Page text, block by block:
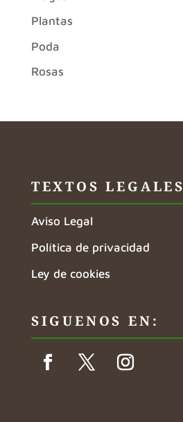
Plantas
Poda
Rosas
TEXTOS LEGALES
Aviso Legal
Política de privacidad
Ley de cookies
SIGUENOS EN: